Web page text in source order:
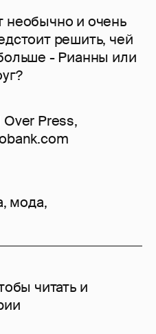
необычно и очень
решить, чей
- Рианны или
Press,
, мода,
читать и